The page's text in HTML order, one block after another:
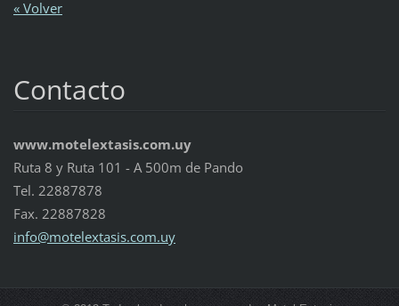
« Volver
Contacto
www.motelextasis.com.uy
Ruta 8 y Ruta 101 - A 500m de Pando
Tel. 22887878
Fax. 22887828
info@motelextasis.com.uy